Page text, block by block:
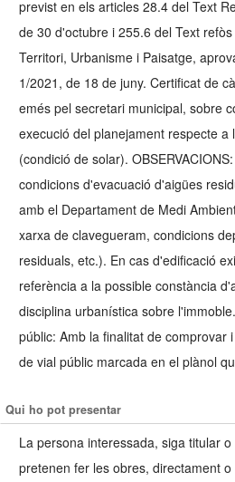
previst en els articles 28.4 del Text
de 30 d'octubre i 255.6 del Text
Territori, Urbanisme i Paisatge,
1/2021, de 18 de juny. Certificat de
emés pel secretari municipal, sobre
execució del planejament respecte a
(condició de solar).
condicions d'evacuació d'aigües
amb el Departament de Medi
xarxa de clavegueram, condicions
residuals, etc.). En cas d'edificació
referència a la possible constància
disciplina urbanística sobre
públic: Amb la finalitat de comprovar
de vial públic marcada en el plànol
Qui ho pot presentar
La persona interessada, siga titular
pretenen fer les obres, directament